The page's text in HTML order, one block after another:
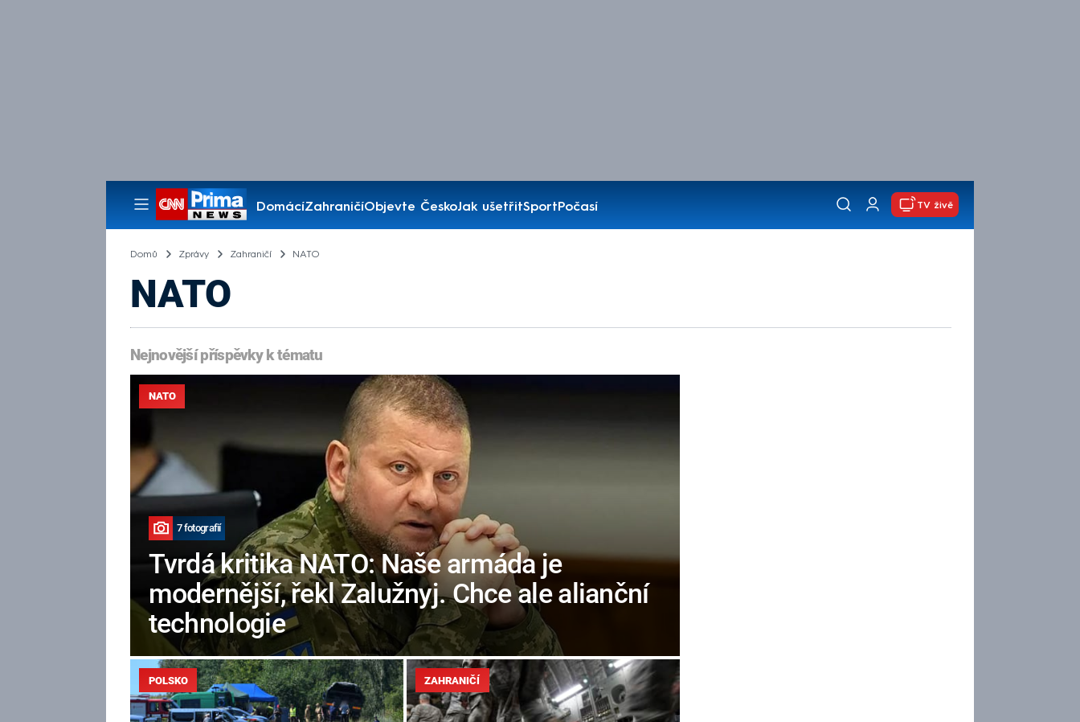
DomácíZahraničíObjevte ČeskoJak ušetřitSportPočasí
Pořady
TV živě
Domů Zprávy Zahraničí NATO
NATO
Nejnovější příspěvky k tématu
7 fotografií
Tvrdá kritika NATO: Naše armáda je
modernější, řekl Zalužnyj. Chce ale alianční
technologie
NATO
POLSKO ZAHRANIČÍ